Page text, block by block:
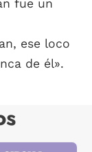
fue un
ese loco
de él».